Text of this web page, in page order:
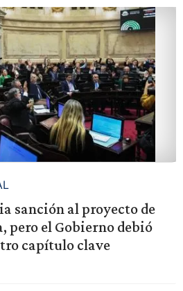
sanción al proyecto de
pero el Gobierno debió
capítulo clave